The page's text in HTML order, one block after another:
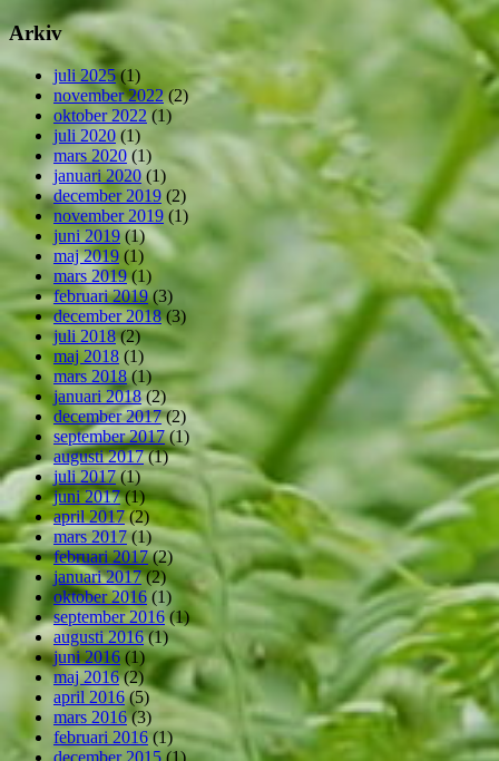
Arkiv
juli 2025(1)
november 2022(2)
oktober 2022(1)
juli 2020 (1)
mars 2020 (1)
januari 2020(1)
december 2019 (2)
november 2019 (1)
juni 2019(1)
maj 2019 (1)
mars 2019(1)
februari 2019(3)
december 2018(3)
juli 2018(2)
maj 2018 (1)
mars 2018(1)
januari 2018(2)
december 2017(2)
september 2017(1)
augusti 2017(1)
juli 2017(1)
juni 2017(1)
april 2017(2)
mars 2017(1)
februari 2017(2)
januari 2017(2)
oktober 2016 (1)
september 2016 (1)
augusti 2016(1)
juni 2016(1)
maj 2016(2)
april 2016(5)
mars 2016(3)
februari 2016(1)